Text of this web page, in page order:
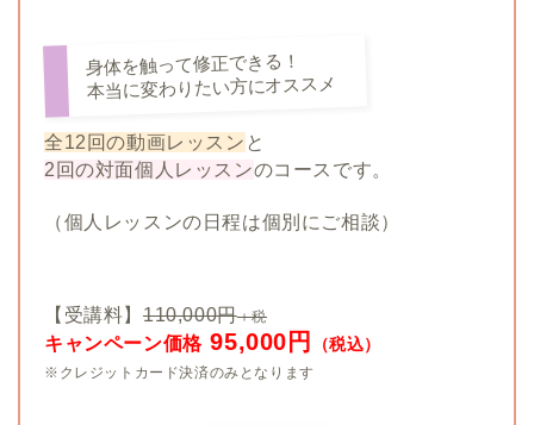
身体を触って修正できる！
本当に変わりたい方にオススメ
全12回の動画レッスン と
2回の対面個人レッスンのコースです。
（個人レッスンの日程は個別にご相談）
【受講料】 110,000円＋税
キャンペーン価格 95,000円 （税込）
※クレジットカード決済のみとなります